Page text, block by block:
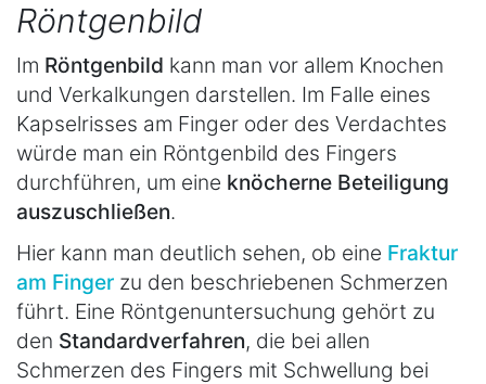
Röntgenbild
Im Röntgenbild kann man vor allem Knochen
und Verkalkungen darstellen. Im Falle eines
Kapselrisses am Finger oder des Verdachtes
würde man ein Röntgenbild des Fingers
durchführen, um eine knöcherne Beteiligung
auszuschließen.
Hier kann man deutlich sehen, ob eine Fraktur
am Finger zu den beschriebenen Schmerzen
führt. Eine Röntgenuntersuchung gehört zu
den Standardverfahren, die bei allen
Schmerzen des Fingers mit Schwellung bei